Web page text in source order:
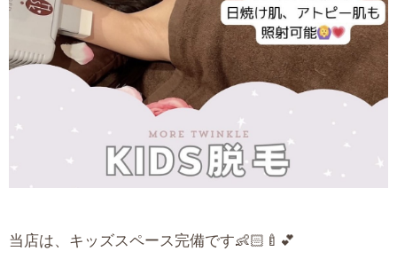
当店は、キッズスペース完備です👶🏻🍼💕